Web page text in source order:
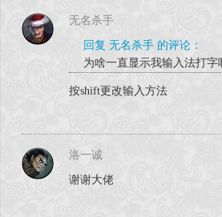
无名杀手
回复 无名杀手 的评论：
为啥一直显示我输入法打字
按shift更改输入方法
洛一诚
谢谢大佬